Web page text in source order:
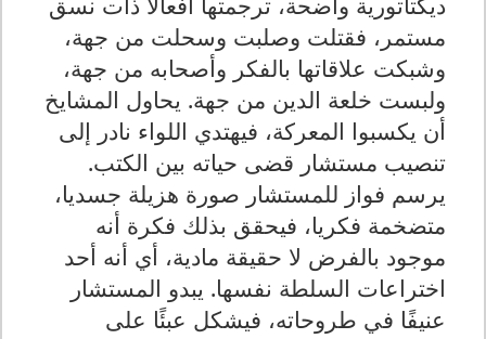
مستمر، فقتلت وصلبت وسحلت من جهة،
وشبكت علاقاتها بالفكر وأصحابه من جهة،
ولبست خلعة الدين من جهة. يحاول المشايخ
أن يكسبوا المعركة، فيهتدي اللواء نادر إلى
تنصيب مستشار قضى حياته بين الكتب.
يرسم فواز للمستشار صورة هزيلة جسديا،
متضخمة فكريا، فيحقق بذلك فكرة أنه
موجود بالفرض لا حقيقة مادية، أي أنه أحد
اختراعات السلطة نفسها. يبدو المستشار
عنيفًا في طروحاته، فيشكل عبئًا على